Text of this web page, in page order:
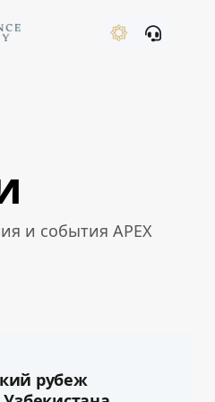
и события APEX
рубеж